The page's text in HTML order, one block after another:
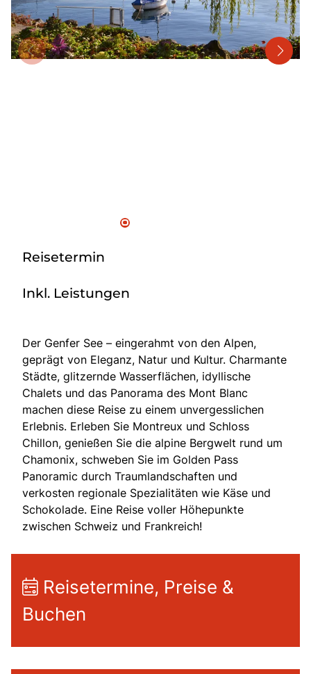
Kontakt
Reisetermin
Inkl. Leistungen
Der Genfer See – eingerahmt von den Alpen,
geprägt von Eleganz, Natur und Kultur. Charmante
Städte, glitzernde Wasserflächen, idyllische
Chalets und das Panorama des Mont Blanc
machen diese Reise zu einem unvergesslichen
Erlebnis. Erleben Sie Montreux und Schloss
Chillon, genießen Sie die alpine Bergwelt rund um
Chamonix, schweben Sie im Golden Pass
Panoramic durch Traumlandschaften und
verkosten regionale Spezialitäten wie Käse und
Schokolade. Eine Reise voller Höhepunkte
zwischen Schweiz und Frankreich!
Reisetermine, Preise &
Buchen